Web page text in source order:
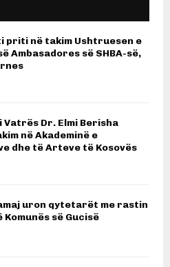
priti në takim Ushtruesen e
Ambasadores së SHBA-së,
Dr. Elmi Berisha
në Akademinë e
dhe të Arteve të Kosovës
uron qytetarët me rastin
Komunës së Gucisë